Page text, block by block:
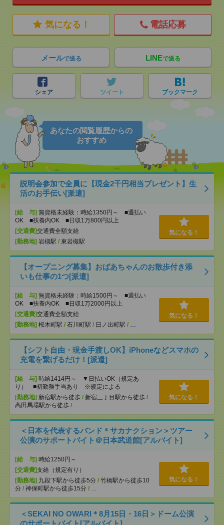
気になる！ 電話応募
メールで送る LINEで送る
シェア ツイート ブックマーク
あなたの閲覧履歴からの
おすすめ
説明会参加で全員に【現金2千円相当プレゼント】生
活のお手伝い[派遣]
[給 与] 無資格未経験：時給1350円～ ■週払い
OK ■扶養内OK ■日収1万800円以上
[交通費]交通費全額支給
[勤務地] 岩槻駅 / 東岩槻駅
気になる！
【オープニング募集】おばあちゃんのお散歩付き添
いも仕事の1つ[派遣]
[給 与] 無資格未経験：時給1500円～ ■週払い
OK ■扶養内OK ■日収1万2000円以上
[交通費]交通費全額支給
[勤務地] 桜木町駅 / 石川町駅 / 日ノ出町駅 / …
気になる！
【シフト自由・現金手渡しOK】iPhoneなどスマホの
充電を繋げるだけ！[派遣]
[給 与] 時給1414円～ ▼日払いOK（規定あ
り） ■初勤務手当あり ※規定による
[勤務地] 新宿駅から徒歩 / 新宿三丁目駅から徒歩 /
高田馬場駅から徒歩 / …
気になる！
＜日本を代表するバンド＊サカナクション＞ツアー
公演のサポートバイト＠日本武道館[アルバイト]
[給 与] 時給1250円～
[交通費]支給（規定有り）
[勤務地] 九段下駅から徒歩5分 / 竹橋駅から徒歩10
分 / 神保町駅から徒歩15分 / …
気になる！
＜SEKAI NO OWARI＊8月15日・16日＞ドーム公演
のサポートバイト[アルバイト]